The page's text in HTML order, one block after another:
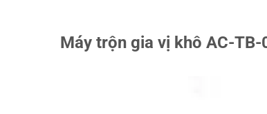
Máy trộn gia vị khô AC-TB-